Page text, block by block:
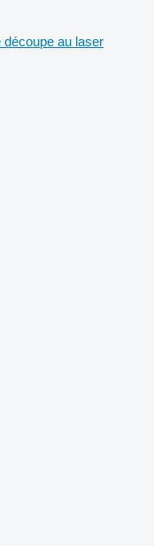
découpe au laser